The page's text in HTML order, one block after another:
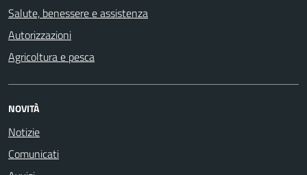
Salute, benessere e assistenza
Autorizzazioni
Agricoltura e pesca
NOVITÀ
Notizie
Comunicati